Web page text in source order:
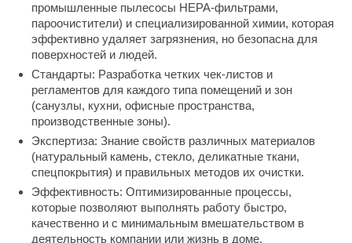
промышленные пылесосы HEPA-фильтрами,
пароочистители) и специализированной химии, которая
эффективно удаляет загрязнения, но безопасна для
поверхностей и людей.
Стандарты: Разработка четких чек-листов и
регламентов для каждого типа помещений и зон
(санузлы, кухни, офисные пространства,
производственные зоны).
Экспертиза: Знание свойств различных материалов
(натуральный камень, стекло, деликатные ткани,
спецпокрытия) и правильных методов их очистки.
Эффективность: Оптимизированные процессы,
которые позволяют выполнять работу быстро,
качественно и с минимальным вмешательством в
деятельность компании или жизнь в доме.